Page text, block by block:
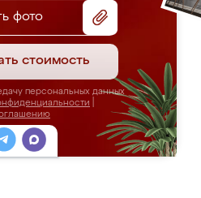
фото
стоимость
персональных данных